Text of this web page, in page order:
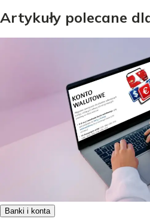
Artykuły polecane
Banki i konta